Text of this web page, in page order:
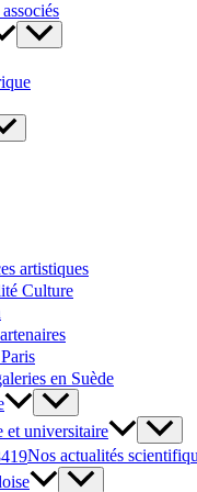
artistiques
Culture
en Suède
et universitaire
Nos actualités